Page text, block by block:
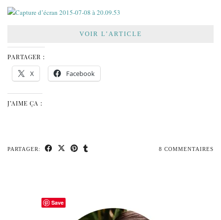
VOIR L’ARTICLE
PARTAGER :
X Facebook
J’AIME ÇA :
PARTAGER: 8 COMMENTAIRES
Save